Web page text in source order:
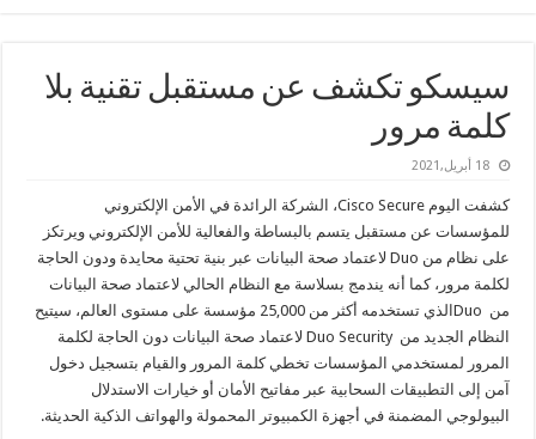
سيسكو تكشف عن مستقبل تقنية بلا
كلمة مرور
18 أبريل,2021
كشفت اليوم Cisco Secure، الشركة الرائدة في الأمن الإلكتروني
للمؤسسات عن مستقبل يتسم بالبساطة والفعالية للأمن الإلكتروني ويرتكز
على نظام من Duo لاعتماد صحة البيانات عبر بنية تحتية محايدة ودون الحاجة
لكلمة مرور، كما أنه يندمج بسلاسة مع النظام الحالي لاعتماد صحة البيانات
من Duoالذي تستخدمه أكثر من 25,000 مؤسسة على مستوى العالم، سيتيح
النظام الجديد من Duo Security لاعتماد صحة البيانات دون الحاجة لكلمة
المرور لمستخدمي المؤسسات تخطي كلمة المرور والقيام بتسجيل دخول
آمن إلى التطبيقات السحابية عبر مفاتيح الأمان أو خيارات الاستدلال
البيولوجي المضمنة في أجهزة الكمبيوتر المحمولة والهواتف الذكية الحديثة.